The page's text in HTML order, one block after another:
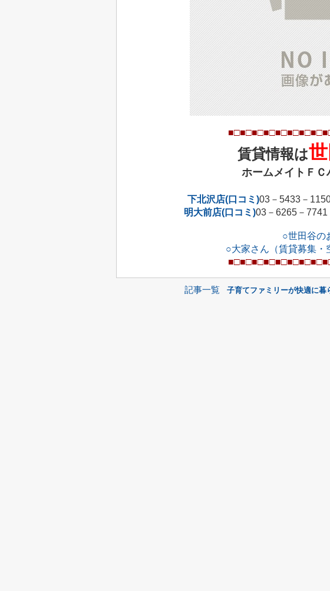
賃貸情報は
ホームメイトＦ
下北沢店(口コミ)03 － 5433 －
明大前店(口コミ)03 － 6265 － 7741
○世田谷
○大家さん（賃貸募集
記事一覧 子育てファミリーが快適に